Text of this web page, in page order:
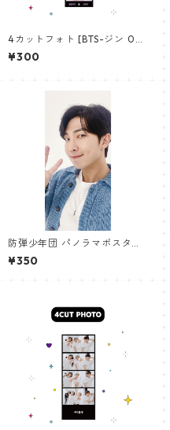
4カットフォト [BTS-ジン 02]
4CUT PHOTO BTS-JIN 02
¥300
防弾少年団 パノラマポスター
(BTS Poster) 700*330mm
【アールエム RM-14】
¥350